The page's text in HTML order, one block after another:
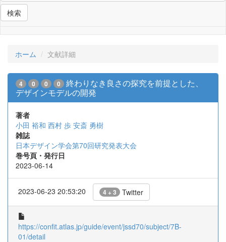
検索
ホーム 文献詳細
4 0 0 0
終わりなき良さの探究を前提とした、
デザインモデルの開発
著者
小田 裕和 西村 歩 安斎 勇樹
雑誌
日本デザイン学会第70回研究発表大会
巻号頁・発行日
2023-06-14
2023-06-23 20:53:20 4 + 3 Twitter
https://confit.atlas.jp/guide/event/jssd70/subject/7B-
01/detail